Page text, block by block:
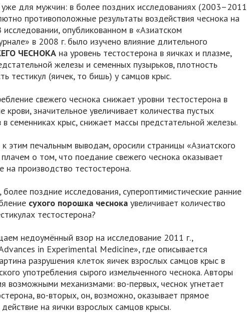
для мужчин: в более поздних исследованиях (2003–2011
противоположные результаты воздействия чеснока на
опубликованном в «Азиатском
в 2008 г. было изучено влияние длительного
ЧЕСНОКА на уровень тестостерона в яичках и плазме,
железы и семенных пузырьков, плотность
тестикул (яичек, то бишь) у самцов крыс.
свежего чеснока снижает уровни тестостерона в
крови, значительное увеличивает количества пустых
в семенниках крыс, снижает массы предстательной железы.
этим печальным выводам, оросили страницы «Азиатского
о том, что поедание свежего чеснока оказывает
на производство тестостерона.
поздние исследования, супероптимистические ранние
сухого порошка чеснока увеличивает количество
тестостерона?
недоумённый взор на исследование 2011 г.,
in Experimental Medicine», где описывается
разрушения клеток яичек взрослых самцов крыс в
употребления сырого измельченного чеснока. Авторы
возможными механизмами: во-первых, чеснок угнетает
во-вторых, он, возможно, оказывает прямое
на яички взрослых самцов крысы.